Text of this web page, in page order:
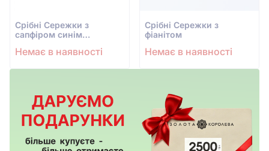
Срiбнi Сережки з
сапфіром синім
Немає в наявності
Срiбнi Сережки з
фіанітом
Немає в наявності